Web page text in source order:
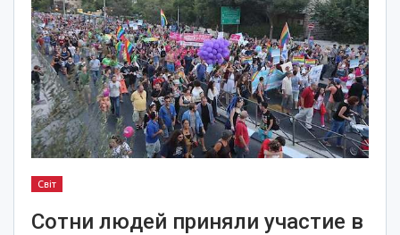
Світ
Сотни людей приняли участие в